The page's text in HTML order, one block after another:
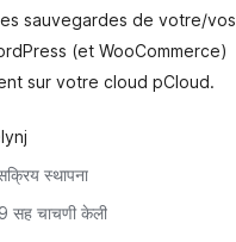
sauvegardes de votre/vos
(et WooCommerce)
sur votre cloud pCloud.
स्थापना
सह चाचणी केली